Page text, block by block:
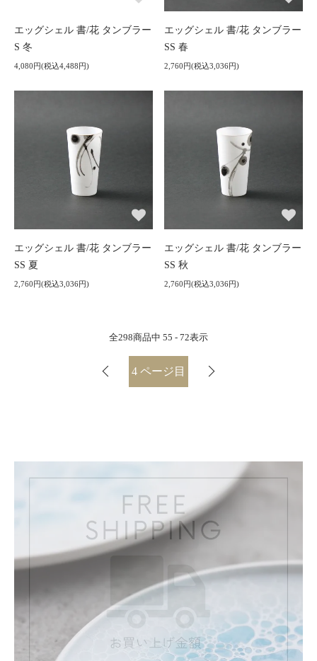
エッグシェル 書/花 タンブラー
S 冬
4,080円(税込4,488円)
エッグシェル 書/花 タンブラー
SS 春
2,760円(税込3,036円)
エッグシェル 書/花 タンブラー
SS 夏
2,760円(税込3,036円)
エッグシェル 書/花 タンブラー
SS 秋
2,760円(税込3,036円)
全298商品中 55 - 72表示
4 ページ目